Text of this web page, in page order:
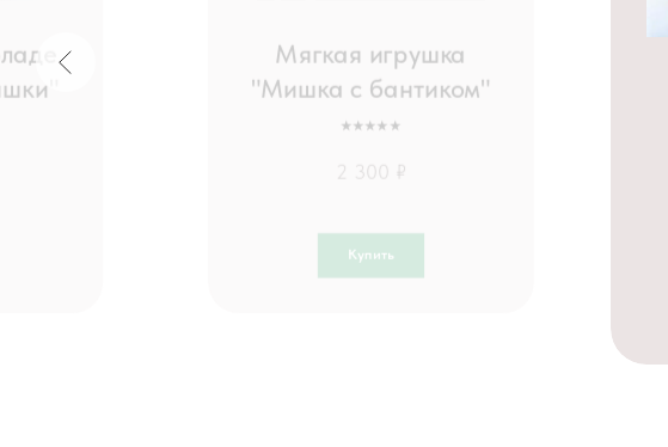
Мягкая игрушка
"Мишка с бантиком"
⭑⭑⭑⭑⭑
2 300 ₽
Купить